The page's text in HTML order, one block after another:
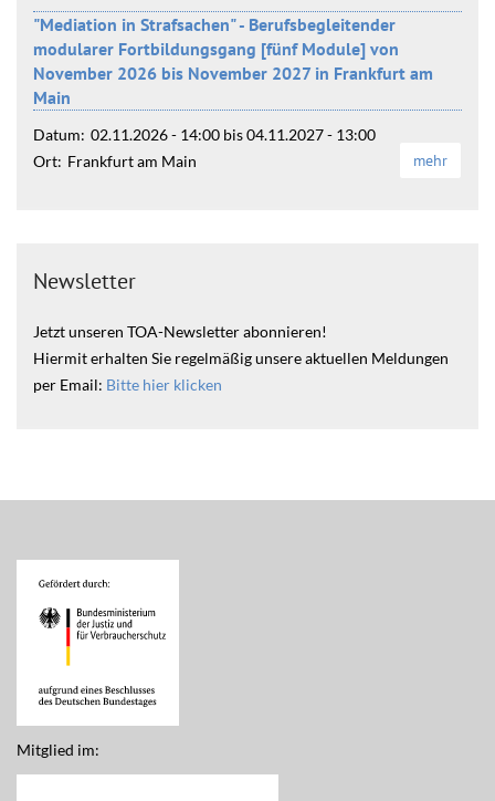
"Mediation in Strafsachen" - Berufsbegleitender
modularer Fortbildungsgang [fünf Module] von
November 2026 bis November 2027 in Frankfurt am
Main
Datum: 02.11.2026 - 14:00 bis04.11.2027 - 13:00
Ort: Frankfurt am Main mehr
Newsletter
Jetzt unseren TOA-Newsletter abonnieren!
Hiermit erhalten Sie regelmäßig unsere aktuellen Meldungen
per Email: Bitte hier klicken
Mitglied im: